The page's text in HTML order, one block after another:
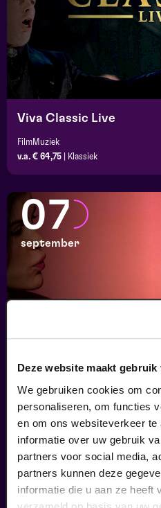
Deze website maakt gebruik
We gebruiken cookies om
personaliseren, om functies
en om ons websiteverkeer
informatie over uw gebruik
partners voor social media,
partners kunnen deze
informatie die u aan ze heeft
Viva Classic Live
FilmMuziek
v.a. € 64,75
Klassiek
07
september
Dag Mama - Omgaan
Dementie in theater
v.a. € 35,95| Events
08